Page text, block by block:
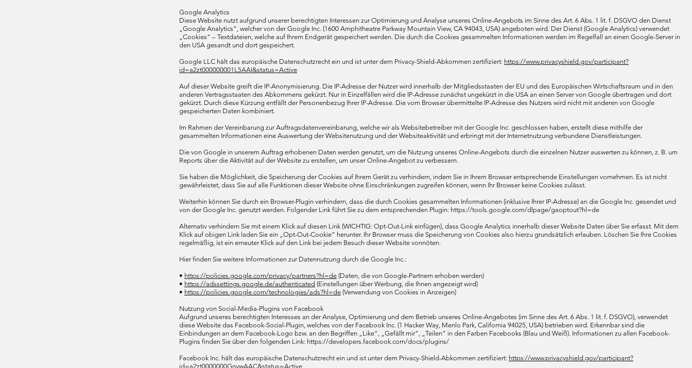
Google Analytics
Diese Website nutzt aufgrund unserer berechtigten Interessen zur Optimierung und Analyse unseres Online-Angebots im Sinne des Art. 6 Abs. 1 lit. f. DSGVO den Dienst
„Google Analytics“, welcher von der Google Inc. (1600 Amphitheatre Parkway Mountain View, CA 94043, USA) angeboten wird. Der Dienst (Google Analytics) verwendet
„Cookies“ – Textdateien, welche auf Ihrem Endgerät gespeichert werden. Die durch die Cookies gesammelten Informationen werden im Regelfall an einen Google-Server in
den USA gesandt und dort gespeichert.
Google LLC hält das europäische Datenschutzrecht ein und ist unter dem Privacy-Shield-Abkommen zertifiziert: https://www.privacyshield.gov/participant?
id=a2zt000000001L5AAI&status=Active
Auf dieser Website greift die IP-Anonymisierung. Die IP-Adresse der Nutzer wird innerhalb der Mitgliedsstaaten der EU und des Europäischen Wirtschaftsraum und in den
anderen Vertragsstaaten des Abkommens gekürzt. Nur in Einzelfällen wird die IP-Adresse zunächst ungekürzt in die USA an einen Server von Google übertragen und dort
gekürzt. Durch diese Kürzung entfällt der Personenbezug Ihrer IP-Adresse. Die vom Browser übermittelte IP-Adresse des Nutzers wird nicht mit anderen von Google
gespeicherten Daten kombiniert.
Im Rahmen der Vereinbarung zur Auftragsdatenvereinbarung, welche wir als Websitebetreiber mit der Google Inc. geschlossen haben, erstellt diese mithilfe der
gesammelten Informationen eine Auswertung der Websitenutzung und der Websiteaktivität und erbringt mit der Internetnutzung verbundene Dienstleistungen.
Die von Google in unserem Auftrag erhobenen Daten werden genutzt, um die Nutzung unseres Online-Angebots durch die einzelnen Nutzer auswerten zu können, z. B. um
Reports über die Aktivität auf der Website zu erstellen, um unser Online-Angebot zu verbessern.
Sie haben die Möglichkeit, die Speicherung der Cookies auf Ihrem Gerät zu verhindern, indem Sie in Ihrem Browser entsprechende Einstellungen vornehmen. Es ist nicht
gewährleistet, dass Sie auf alle Funktionen dieser Website ohne Einschränkungen zugreifen können, wenn Ihr Browser keine Cookies zulässt.
Weiterhin können Sie durch ein Browser-Plugin verhindern, dass die durch Cookies gesammelten Informationen (inklusive Ihrer IP-Adresse) an die Google Inc. gesendet und
von der Google Inc. genutzt werden. Folgender Link führt Sie zu dem entsprechenden Plugin: https://tools.google.com/dlpage/gaoptout?hl=de
Alternativ verhindern Sie mit einem Klick auf diesen Link (WICHTIG: Opt-Out-Link einfügen), dass Google Analytics innerhalb dieser Website Daten über Sie erfasst. Mit dem
Klick auf obigen Link laden Sie ein „Opt-Out-Cookie“ herunter. Ihr Browser muss die Speicherung von Cookies also hierzu grundsätzlich erlauben. Löschen Sie Ihre Cookies
regelmäßig, ist ein erneuter Klick auf den Link bei jedem Besuch dieser Website vonnöten.
Hier finden Sie weitere Informationen zur Datennutzung durch die Google Inc.:
• https://policies.google.com/privacy/partners?hl=de (Daten, die von Google-Partnern erhoben werden)
• https://adssettings.google.de/authenticated (Einstellungen über Werbung, die Ihnen angezeigt wird)
• https://policies.google.com/technologies/ads?hl=de (Verwendung von Cookies in Anzeigen)
Nutzung von Social-Media-Plugins von Facebook
Aufgrund unseres berechtigten Interesses an der Analyse, Optimierung und dem Betrieb unseres Online-Angebotes (im Sinne des Art. 6 Abs. 1 lit. f. DSGVO), verwendet
diese Website das Facebook-Social-Plugin, welches von der Facebook Inc. (1 Hacker Way, Menlo Park, California 94025, USA) betrieben wird. Erkennbar sind die
Einbindungen an dem Facebook-Logo bzw. an den Begriffen „Like“, „Gefällt mir“, „Teilen“ in den Farben Facebooks (Blau und Weiß). Informationen zu allen Facebook-
Plugins finden Sie über den folgenden Link: https://developers.facebook.com/docs/plugins/
Facebook Inc. hält das europäische Datenschutzrecht ein und ist unter dem Privacy-Shield-Abkommen zertifiziert: https://www.privacyshield.gov/participant?
id=a2zt0000000GnywAAC&status=Active